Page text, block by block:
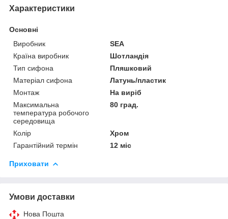
Характеристики
Основні
Виробник
SEA
Країна виробник
Шотландія
Тип сифона
Пляшковий
Матеріал сифона
Латунь/пластик
Монтаж
На виріб
Максимальна
температура робочого
середовища
80 град.
Колір
Хром
Гарантійний термін
12 міс
Приховати
Умови доставки
Нова Пошта